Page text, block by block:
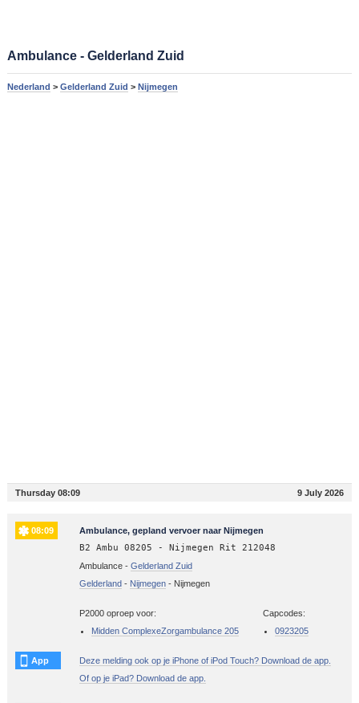
Ambulance - Gelderland Zuid
Nederland > Gelderland Zuid > Nijmegen
Thursday 08:09 9 July 2026
08:09 Ambulance, gepland vervoer naar Nijmegen
B2 Ambu 08205 - Nijmegen Rit 212048
Ambulance - Gelderland Zuid
Gelderland- Nijmegen- Nijmegen
P2000 oproep voor:
Midden ComplexeZorgambulance 205
Capcodes:
0923205
App
Deze melding ook op je iPhone of iPod Touch? Download de app.
Of op je iPad? Download de app.